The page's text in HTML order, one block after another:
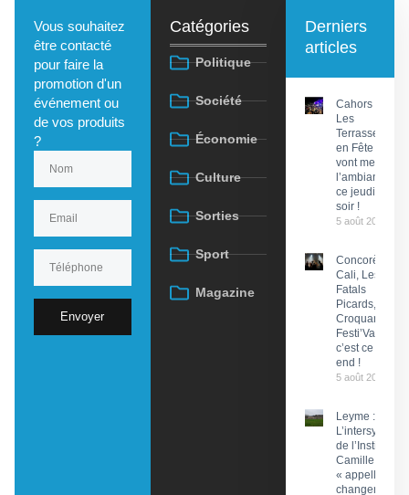
Vous souhaitez
être contacté
pour faire la
promotion d'un
événement ou
de vos produits
?
Envoyer
Catégories
Politique
Société
Économie
Culture
Sorties
Sport
Magazine
Derniers
articles
Cahors :
Les
Terrasses
en Fête
vont mettre
l’ambiance
ce jeudi
soir !
5 août 2026
Concorès :
Cali, Les
Fatals
Picards, Les
Croquants…
Festi’ValCéou,
c’est ce week-
end !
5 août 2026
Leyme :
de l’Institut
Camille Miret
« appelle à du
changement »